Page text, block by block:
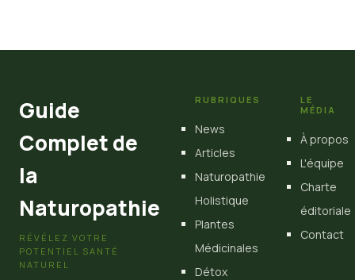
Guide
Complet de
la
Naturopathie
RÉVÉLEZ VOTRE
POTENTIEL SANTÉ
NATUREL
RUBRIQUES
News
Articles
Naturopathie
Holistique
Plantes
Médicinales
Détox
LE
MÉDIA
À propos
L'équipe
Charte
éditoriale
Contact